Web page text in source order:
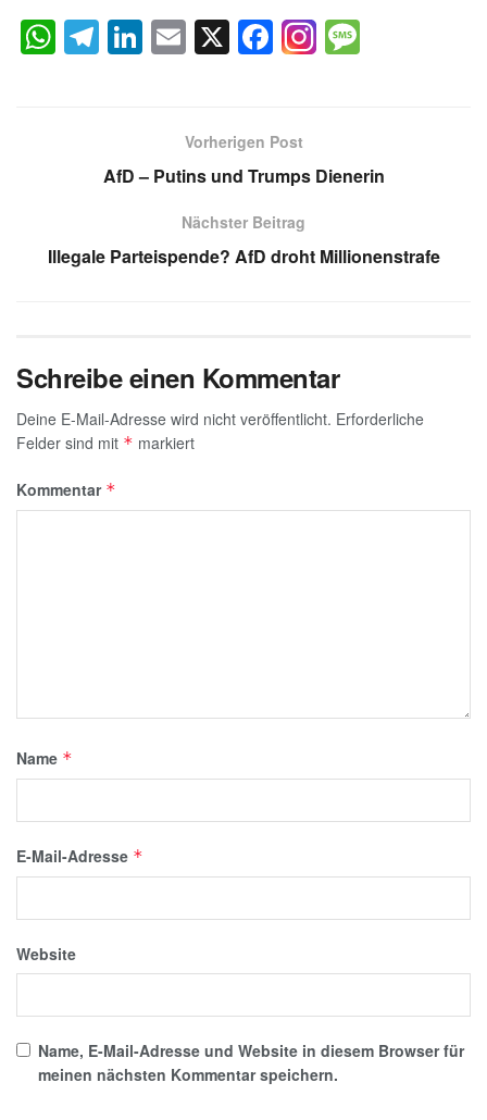
W
h
p
T
el
a
Li
n
dI
E
m
X F
a
e
b
o
o
k
g
Vorherigen Post
AfD – Putins und Trumps Dienerin
Nächster Beitrag
Illegale Parteispende? AfD droht Millionenstrafe
Schreibe einen Kommentar
Deine E-Mail-Adresse wird nicht veröffentlicht. Erforderliche
Felder sind mit * markiert
Kommentar *
Name *
E-Mail-Adresse *
Website
Name, E-Mail-Adresse und Website in diesem Browser für
meinen nächsten Kommentar speichern.